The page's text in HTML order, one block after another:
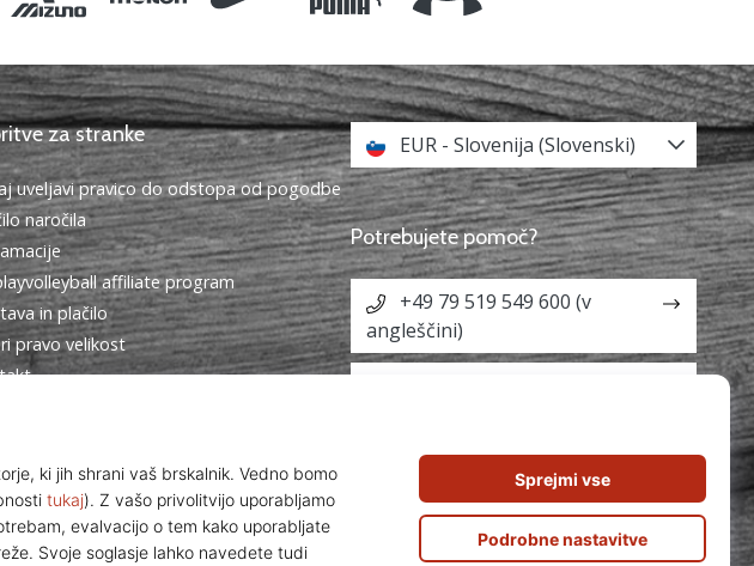
za stranke
uveljavi pravico do odstopa od pogodbe
naročila
affiliate program
in plačilo
pravo velikost
za ambasadorje
EUR - Slovenija (Slovenski)
Potrebujete pomoč?
+49 79 519 549 600 (v
angleščini)